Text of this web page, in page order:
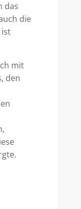
das
die
ist
mit
den